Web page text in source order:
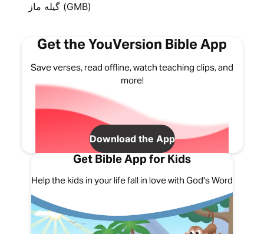
گیله ماز (GMB)
Get the YouVersion Bible App
Save verses, read offline, watch teaching clips, and
more!
Download the App
Get Bible App for Kids
Help the kids in your life fall in love with God's Word